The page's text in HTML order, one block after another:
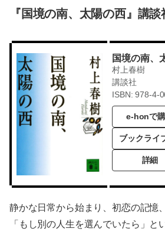
『国境の南、太陽の西』講談
国境の南、
村上春樹
講談社
ISBN: 978-4-
e-honで
ブックライ
詳細
静かな日常から始まり、初恋の記憶
「もし別の人生を選んでいたら」と